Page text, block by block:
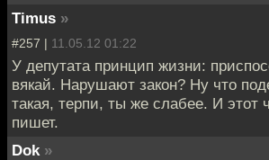
Timus »
#257 | 11.05.12 01:22
У депутата принцип жизни:
вякай. Нарушают закон? Ну что
такая, терпи, ты же слабее. И этот
пишет.
Dok »